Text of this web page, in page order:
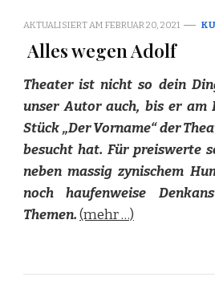
AKTUALISIERT AM FEBRUAR 20, 2021
Alles wegen Adolf
Theater ist nicht so dein
unser Autor auch, bis er am
Stück „Der Vorname“ der
besucht hat. Für preiswerte
neben massig zynischem
noch haufenweise
Themen.(mehr …)